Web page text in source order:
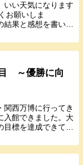
い天気になります
お願いしま
果と感想を書いて
～優勝に向
西万博に行ってき
入館できました。大
標を達成できて思